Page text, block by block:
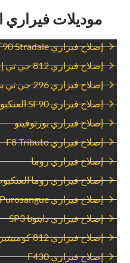
‏موديلات فيراري
‏إصلاح فيراري SF90 Stradale‏
‏إصلاح فيراري 812 جي تي إس‏
‏إصلاح فيراري 296 جي تي بي‏
‏إصلاح فيراري SF90 العنكبوت‏
‏إصلاح فيراري بورتوفينو‏
‏إصلاح فيراري F8 Tributo‏
‏إصلاح فيراري روما‏
‏إصلاح فيراري روما
‏إصلاح فيراري Purosangue‏
‏إصلاح فيراري دايتونا SP3‏
‏إصلاح فيراري 812 كومبيتيزيوني‏
‏إصلاح فيراري F430‏